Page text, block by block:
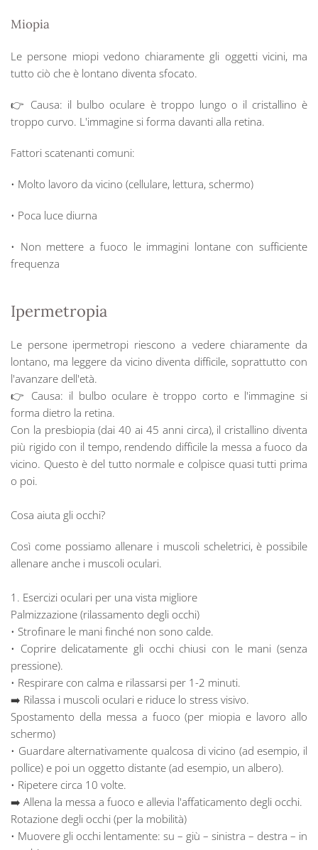
Miopia
Le persone miopi vedono chiaramente gli oggetti vicini, ma
tutto ciò che è lontano diventa sfocato.
👉 Causa: il bulbo oculare è troppo lungo o il cristallino è
troppo curvo. L'immagine si forma davanti alla retina.
Fattori scatenanti comuni:
• Molto lavoro da vicino (cellulare, lettura, schermo)
• Poca luce diurna
• Non mettere a fuoco le immagini lontane con sufficiente
frequenza
Ipermetropia
Le persone ipermetropi riescono a vedere chiaramente da
lontano, ma leggere da vicino diventa difficile, soprattutto con
l'avanzare dell'età.
👉 Causa: il bulbo oculare è troppo corto e l'immagine si
forma dietro la retina.
Con la presbiopia (dai 40 ai 45 anni circa), il cristallino diventa
più rigido con il tempo, rendendo difficile la messa a fuoco da
vicino. Questo è del tutto normale e colpisce quasi tutti prima
o poi.
Cosa aiuta gli occhi?
Così come possiamo allenare i muscoli scheletrici, è possibile
allenare anche i muscoli oculari.
1. Esercizi oculari per una vista migliore
Palmizzazione (rilassamento degli occhi)
• Strofinare le mani finché non sono calde.
• Coprire delicatamente gli occhi chiusi con le mani (senza
pressione).
• Respirare con calma e rilassarsi per 1-2 minuti.
➡️ Rilassa i muscoli oculari e riduce lo stress visivo.
Spostamento della messa a fuoco (per miopia e lavoro allo
schermo)
• Guardare alternativamente qualcosa di vicino (ad esempio, il
pollice) e poi un oggetto distante (ad esempio, un albero).
• Ripetere circa 10 volte.
➡️ Allena la messa a fuoco e allevia l'affaticamento degli occhi.
Rotazione degli occhi (per la mobilità)
• Muovere gli occhi lentamente: su – giù – sinistra – destra – in